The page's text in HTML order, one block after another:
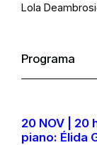
Lola
Programa
20 NOV | 20
piano: Élida